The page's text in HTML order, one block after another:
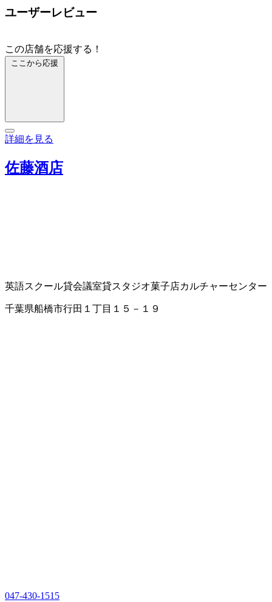
ユーザーレビュー
この店舗を応援する！
ここから応援
詳細を見る
佐藤酒店
英語スクール貸会議室貸スタジオ菓子店カルチャーセンター
千葉県船橋市行田１丁目１５－１９
047-430-1515